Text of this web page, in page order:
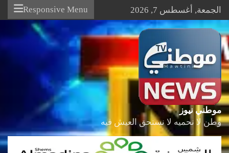
Skip
content
الجمعة, أغسطس 7, 2026 Responsive Menu
موطني نيوز
وطن لا نحميه لا نستحق العيش فيه